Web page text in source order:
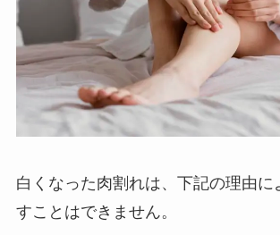
白くなった肉割れは、下記の理由に
すことはできません。